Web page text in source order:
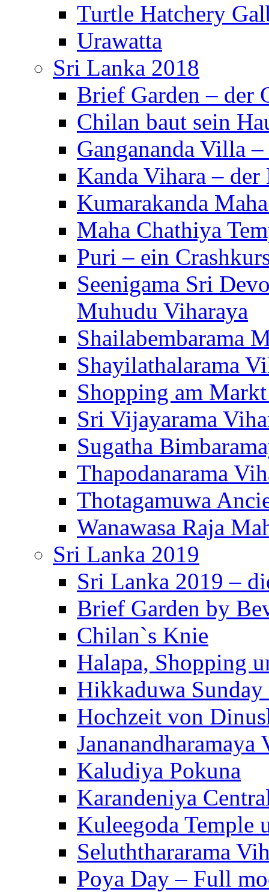
Turtle Hatchery
Urawatta
Sri Lanka 2018
Brief Garden – der
Chilan baut sein
Gangananda Villa
Kanda Vihara –
Kumarakanda
Maha Chathiya
Puri – ein
Seenigama Sri
Muhudu Viharaya
Shailabembarama
Shayilathalarama
Shopping am
Sri Vijayarama
Sugatha
Thapodanarama
Thotagamuwa
Wanawasa Raja
Sri Lanka 2019
Sri Lanka 2019 –
Brief Garden by
Chilan`s Knie
Halapa, Shopping
Hikkaduwa
Hochzeit von
Jananandharamaya
Kaludiya Pokuna
Karandeniya
Kuleegoda Temple
Seluththararama
Poya Day – Full